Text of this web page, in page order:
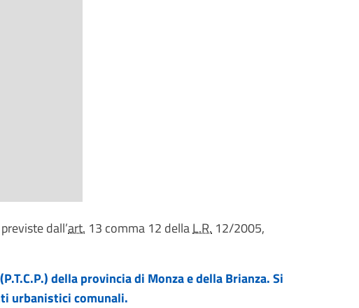
dall’art. 13 comma 12 dellaL.R. 12/2005,
della provincia di Monza e della Brianza. Si
urbanistici comunali.